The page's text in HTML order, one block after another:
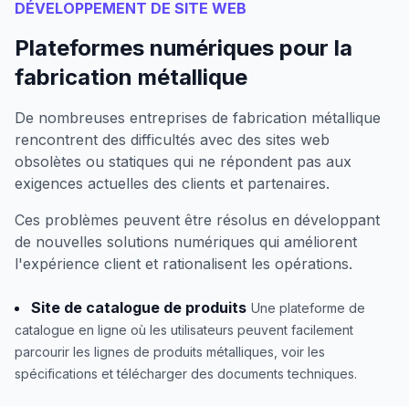
DÉVELOPPEMENT DE SITE WEB
Plateformes numériques pour la
fabrication métallique
De nombreuses entreprises de fabrication métallique
rencontrent des difficultés avec des sites web
obsolètes ou statiques qui ne répondent pas aux
exigences actuelles des clients et partenaires.
Ces problèmes peuvent être résolus en développant
de nouvelles solutions numériques qui améliorent
l'expérience client et rationalisent les opérations.
Site de catalogue de produits Une plateforme de
catalogue en ligne où les utilisateurs peuvent facilement
parcourir les lignes de produits métalliques, voir les
spécifications et télécharger des documents techniques.